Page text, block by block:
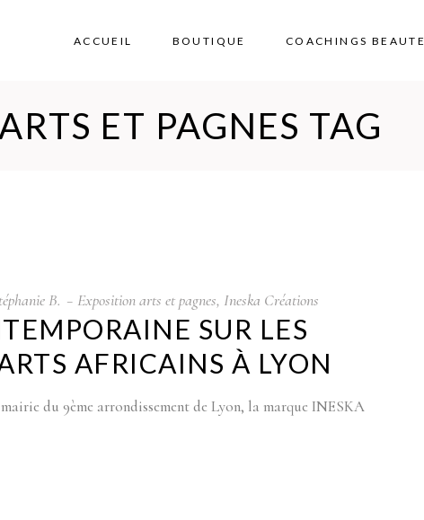
ACCUEIL BOUTIQUE COACHINGS BEAUTE
ET PAGNES TAG
B. Exposition arts et pagnes, Ineska Créations
SUR LES
AFRICAINS À LYON
du 9ème arrondissement de Lyon, la marque INESKA